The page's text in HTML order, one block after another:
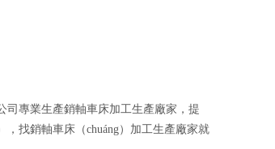
螺絲 銅件數控車床加工
司專業生產銷軸車床加工生產廠家，提
，找銷軸車床（chuáng）加工生產廠家就